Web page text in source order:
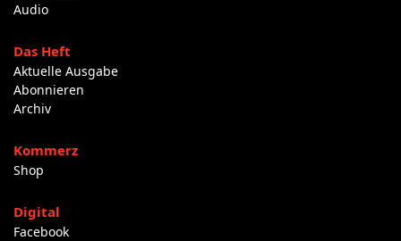
Audio
Das Heft
Aktuelle Ausgabe
Abonnieren
Archiv
Kommerz
Shop
Digital
Facebook